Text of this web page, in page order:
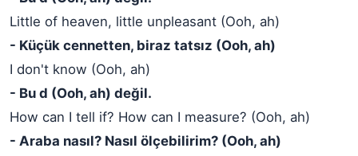
Little of heaven, little unpleasant (Ooh, ah)
- Küçük cennetten, biraz tatsız (Ooh, ah)
I don't know (Ooh, ah)
- Bu d (Ooh, ah) değil.
How can I tell if? How can I measure? (Ooh, ah)
- Araba nasıl? Nasıl ölçebilirim? (Ooh, ah)